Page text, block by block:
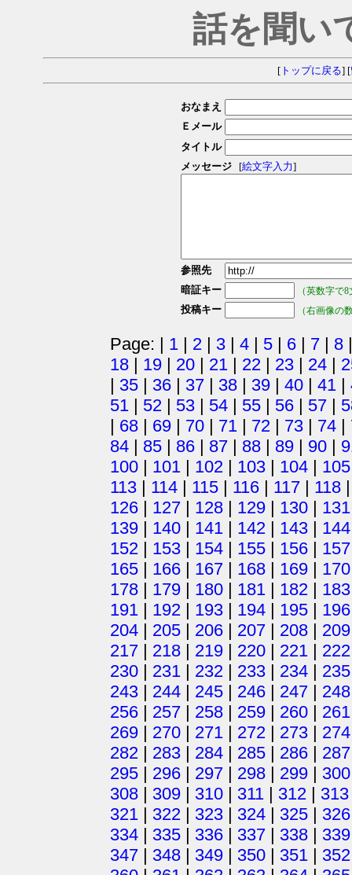
話を聞い
[トップに戻る] [
おなまえ
Ｅメール
タイトル
メッセージ
[絵文字入力]
参照先
暗証キー
（英数字で
投稿キー （右画像の
Page: | 1 | 2 | 3 | 4 | 5 | 6 | 7 | 8
18 | 19 | 20 | 21 | 22 | 23 | 24 |
| 35 | 36 | 37 | 38 | 39 | 40 | 41 |
51 | 52 | 53 | 54 | 55 | 56 | 57 |
| 68 | 69 | 70 | 71 | 72 | 73 | 74 |
84 | 85 | 86 | 87 | 88 | 89 | 90 |
100 | 101 | 102 | 103 | 104 | 105
113 | 114 | 115 | 116 | 117 | 118
126 | 127 | 128 | 129 | 130 | 131
139 | 140 | 141 | 142 | 143 | 144
152 | 153 | 154 | 155 | 156 | 157
165 | 166 | 167 | 168 | 169 | 170
178 | 179 | 180 | 181 | 182 | 183
191 | 192 | 193 | 194 | 195 | 196
204 | 205 | 206 | 207 | 208 | 209
217 | 218 | 219 | 220 | 221 | 222
230 | 231 | 232 | 233 | 234 | 235
243 | 244 | 245 | 246 | 247 | 248
256 | 257 | 258 | 259 | 260 | 261
269 | 270 | 271 | 272 | 273 | 274
282 | 283 | 284 | 285 | 286 | 287
295 | 296 | 297 | 298 | 299 | 300
308 | 309 | 310 | 311 | 312 | 313
321 | 322 | 323 | 324 | 325 | 326
334 | 335 | 336 | 337 | 338 | 339
347 | 348 | 349 | 350 | 351 | 352